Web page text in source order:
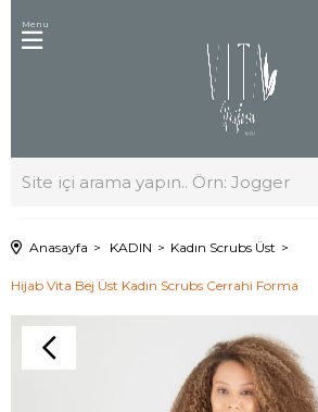
Menu
Anasayfa KADIN Kadın Scrubs Üst
Hijab Vita Bej Üst Kadın Scrubs Cerrahi Forma